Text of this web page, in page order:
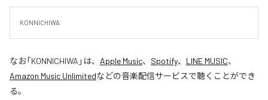
KONNICHIWA
なお「KONNICHIWA 」は、 Apple Music、 Spotify、 LINE MUSIC、
Amazon Music Unlimitedなどの音楽配信サービスで聴くことができ
る。